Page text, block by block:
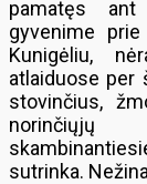
pamatęs
gyvenime
Kunigėliu,
atlaiduose per
stovinčius,
norinčiųjų
sutrinka.